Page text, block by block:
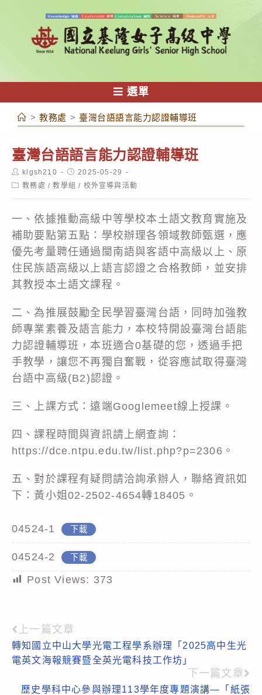
容
選單
> 教務處 > 臺灣台語語言能力認證輔導班
臺灣台語語言能力認證輔導班
Post
author:
klgsh210
Post
published:
2025-05-29
Post教務處 / 教學組 / 校外宣導與活動
一、依據推動高級中等學校本土語文教育實施及
補助要點第五點：學校辦理各領域教師甄選，應
優先考量聘任通過閩南語與客語中高級以上、原
住民族語高級以上語言認證之合格教師，並安排
其教授本土語文課程。
二、為推展鼓勵全民學習臺灣台語，同時加強教
師專業素養及語言能力，本校特開設臺灣台語能
力認證輔導班，本班適合0基礎的您，透過手把
手教學，讓您不再獨自奮戰，從容應試取得臺灣
台語中高級(B2)認證。
三、上課方式：遠端Googlemeet線上授課。
四、課程時間與資訊請上網查詢：
https://dce.ntpu.edu.tw/list.php?p=2306。
五、對於課程有疑問請洽詢承辦人，聯絡資訊如
下：黃小姐02-2502-4654轉18405。
04524-1 下載
04524-2 下載
Post Views: 373
Read
more
上一篇文章
轉知國立中山大學光電工程學系辦理「2025高中生光
電英文海報競賽暨全英光電科技工作坊」
下一篇文章
歷史學科中心參與辦理113學年度專題演講—「紙張